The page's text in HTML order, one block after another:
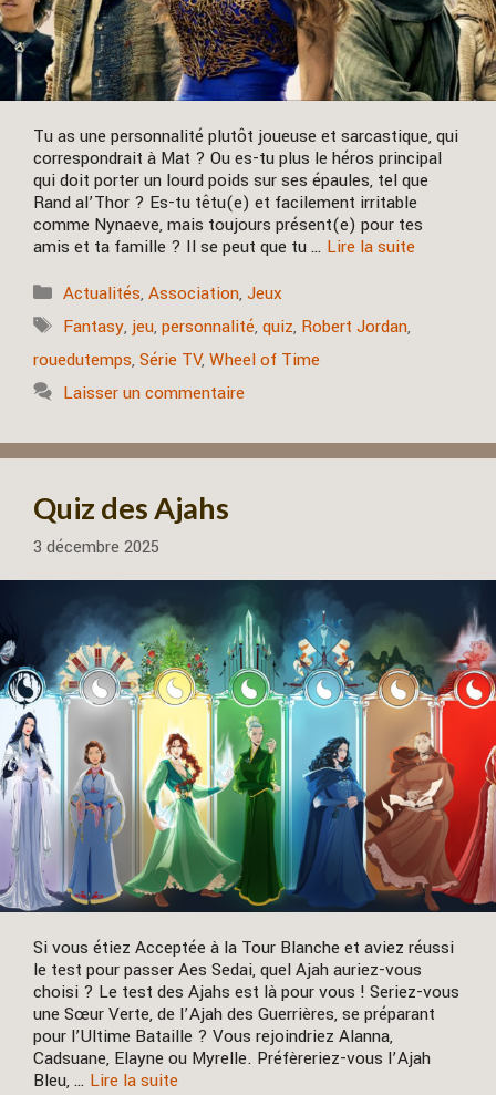
Tu as une personnalité plutôt joueuse et sarcastique, qui
correspondrait à Mat ? Ou es-tu plus le héros principal
qui doit porter un lourd poids sur ses épaules, tel que
Rand al’Thor ? Es-tu têtu(e) et facilement irritable
comme Nynaeve, mais toujours présent(e) pour tes
amis et ta famille ? Il se peut que tu … Lire la suite
Catégories
Actualités,Association,Jeux
Étiquettes
Fantasy, jeu,personnalité,quiz, Robert Jordan,
rouedutemps, Série TV, Wheel of Time
Laisser un commentaire
Quiz des Ajahs
3 décembre 2025
Si vous étiez Acceptée à la Tour Blanche et aviez réussi
le test pour passer Aes Sedai, quel Ajah auriez-vous
choisi ? Le test des Ajahs est là pour vous ! Seriez-vous
une Sœur Verte, de l’Ajah des Guerrières, se préparant
pour l’Ultime Bataille ? Vous rejoindriez Alanna,
Cadsuane, Elayne ou Myrelle. Préfèreriez-vous l’Ajah
Bleu, … Lire la suite